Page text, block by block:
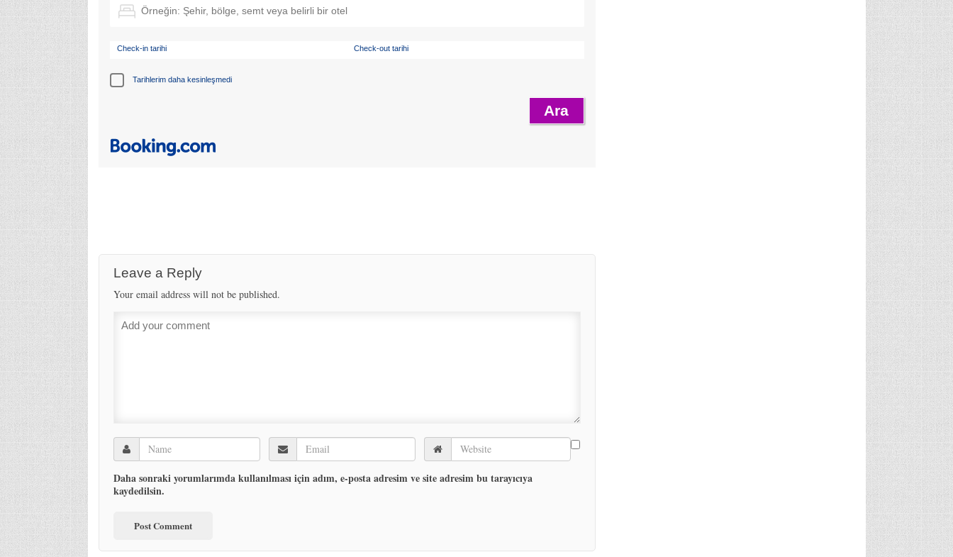
Check-in tarihi Check-out tarihi
Tarihlerim daha kesinleşmedi
Leave a Reply
Your email address will not be published.
Daha sonraki yorumlarımda kullanılması için adım, e-posta adresim ve site adresim bu tarayıcıya
kaydedilsin.